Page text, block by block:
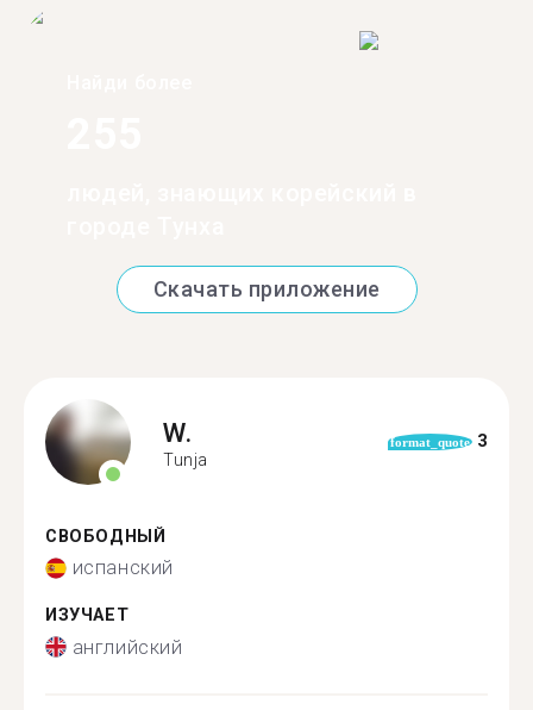
Скачать приложение
W.
Tunja
format_quote 3
СВОБОДНЫЙ
испанский
ИЗУЧАЕТ
английский